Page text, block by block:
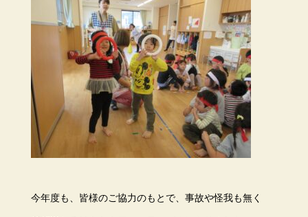
今年度も、皆様のご協力のもとで、事故や怪我も無く